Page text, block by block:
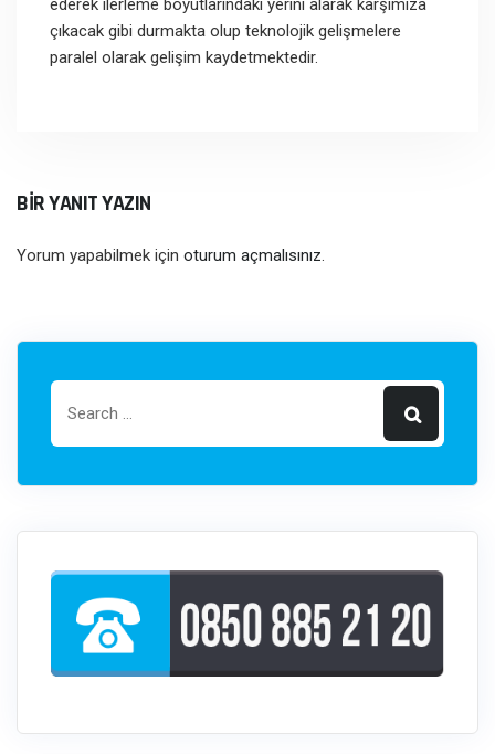
ederek ilerleme boyutlarındaki yerini alarak karşımıza
çıkacak gibi durmakta olup teknolojik gelişmelere
paralel olarak gelişim kaydetmektedir.
BIR YANIT YAZIN
Yorum yapabilmek için oturum açmalısınız.